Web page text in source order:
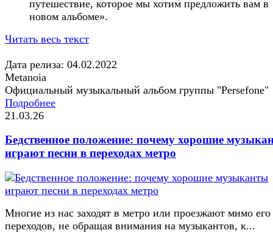
путешествие, которое мы хотим предложить вам в
новом альбоме».
Читать весь текст
Дата релиза: 04.02.2022
Metanoia
Официальный музыкальный альбом группы "Persefone"
Подробнее
21.03.26
Бедственное положение: почему хорошие
играют песни в переходах метро
Многие из нас заходят в метро или проезжают мимо его
переходов, не обращая внимания на музыкантов, к...